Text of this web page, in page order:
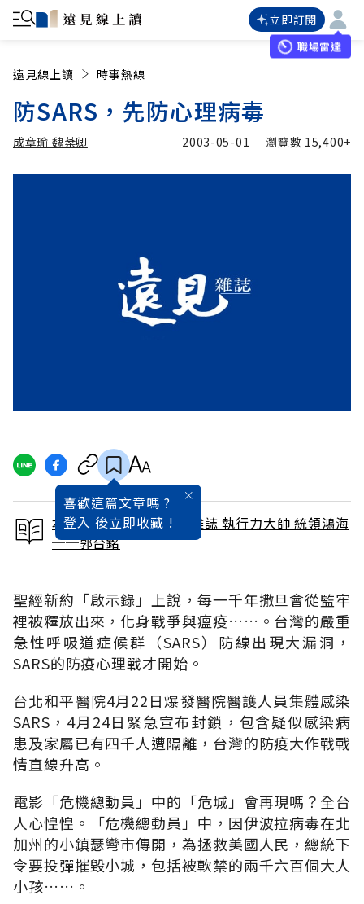
立即訂閱
職場雷達
遠見線上讀 時事熱線
防SARS，先防心理病毒
成章瑜 魏棻卿 2003-05-01 瀏覽數 15,400+
喜歡這篇文章嗎 ?
登入 後立即收藏 !
本文出自 2003 / 5月號雜誌 執行力大帥 統領鴻海
──郭台銘
聖經新約「啟示錄」上說，每一千年撒旦會從監牢
裡被釋放出來，化身戰爭與瘟疫……。台灣的嚴重
急性呼吸道症候群（SARS）防線出現大漏洞，
SARS的防疫心理戰才開始。
台北和平醫院4月22日爆發醫院醫護人員集體感染
SARS，4月24日緊急宣布封鎖，包含疑似感染病
患及家屬已有四千人遭隔離，台灣的防疫大作戰戰
情直線升高。
電影「危機總動員」中的「危城」會再現嗎？全台
人心惶惶。「危機總動員」中，因伊波拉病毒在北
加州的小鎮瑟彎市傳開，為拯救美國人民，總統下
令要投彈摧毀小城，包括被軟禁的兩千六百個大人
小孩……。